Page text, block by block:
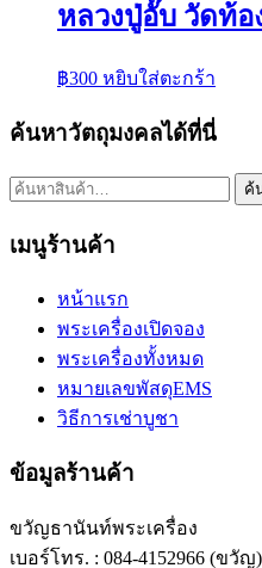
หลวงปู่อั๊บ วัดท้อ
฿300 หยิบใส่ตะกร้า
ค้นหาวัตถุมงคลได้ที่นี่
ค้นหา: ค้
เมนูร้านค้า
หน้าแรก
พระเครื่องเปิดจอง
พระเครื่องทั้งหมด
หมายเลขพัสดุEMS
วิธีการเช่าบูชา
ข้อมูลร้านค้า
ขวัญธานันท์พระเครื่อง
เบอร์โทร. : 084-4152966 (ขวัญ)